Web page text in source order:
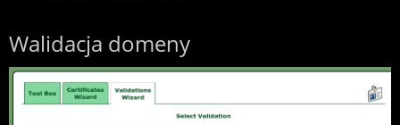
Walidacja domeny